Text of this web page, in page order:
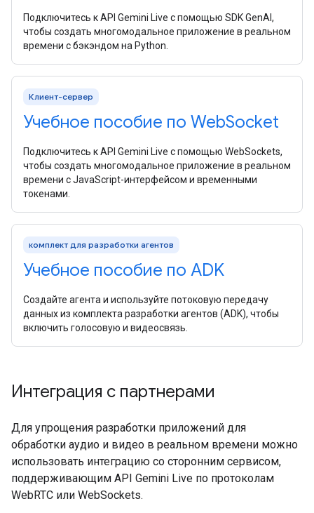
Подключитесь к API Gemini Live с помощью SDK GenAI,
чтобы создать многомодальное приложение в реальном
времени с бэкэндом на Python.
Клиент-сервер
Учебное пособие по WebSocket
Подключитесь к API Gemini Live с помощью WebSockets,
чтобы создать многомодальное приложение в реальном
времени с JavaScript-интерфейсом и временными
токенами.
комплект для разработки агентов
Учебное пособие по ADK
Создайте агента и используйте потоковую передачу
данных из комплекта разработки агентов (ADK), чтобы
включить голосовую и видеосвязь.
Интеграция с партнерами
Для упрощения разработки приложений для
обработки аудио и видео в реальном времени можно
использовать интеграцию со сторонним сервисом,
поддерживающим API Gemini Live по протоколам
WebRTC или WebSockets.